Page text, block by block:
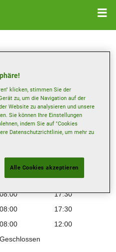
08:00
17:30
08:00
17:30
08:00
17:30
08:00
17:30
08:00
12:00
Geschlossen
klicken, stimmen Sie der
zu, um die Navigation auf der
Website zu analysieren und unsere
Sie können Ihre Einstellungen
indem Sie auf "Cookies
Datenschutzrichtlinie, um mehr zu
Alle Cookies akzeptieren